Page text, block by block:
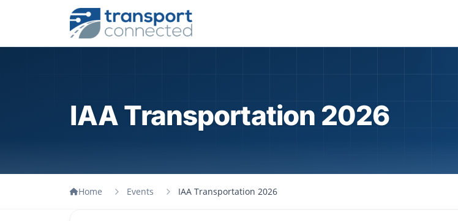
IAA Transportation 2026
Home Events IAA Transportation 2026